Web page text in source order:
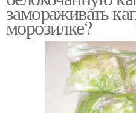
замораживать
морозилке?